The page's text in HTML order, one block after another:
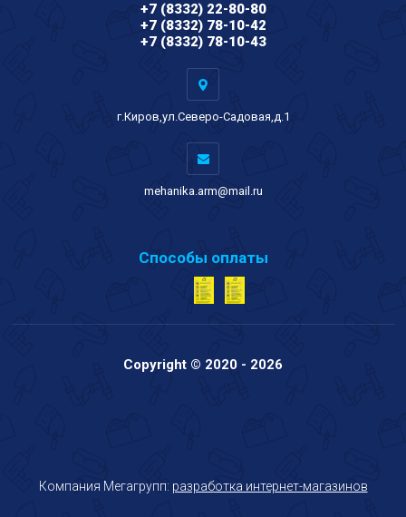
+7 (8332) 22-80-80
+7 (8332) 78-10-42
+7 (8332) 78-10-43
г.Киров,ул.Северо-Садовая,д.1
mehanika.arm@mail.ru
Способы оплаты
Copyright © 2020 - 2026
Компания Мегагрупп: разработка интернет-магазинов